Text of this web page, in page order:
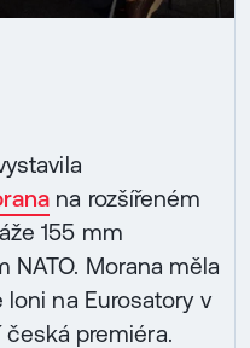
na rozšířeném
155 mm
NATO. Morana měla
na Eurosatory v
česká premiéra.